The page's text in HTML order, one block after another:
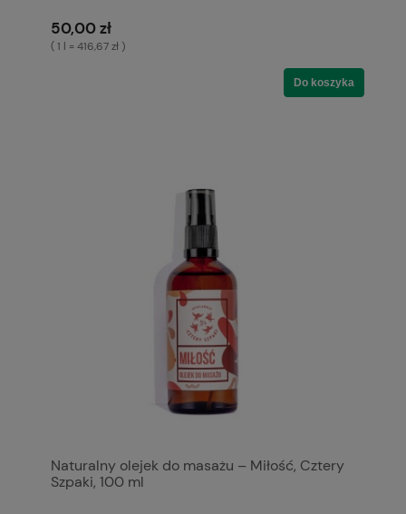
50,00 zł
( 1 l = 416,67 zł )
Do koszyka
Naturalny olejek do masażu – Miłość, Cztery
Szpaki, 100 ml